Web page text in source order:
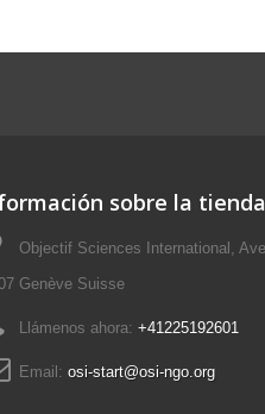
sobre la tienda
Objectif Sciences International,
Genève Suisse
Llámenos ahora: +41225192601
Email: osi-start@osi-ngo.org